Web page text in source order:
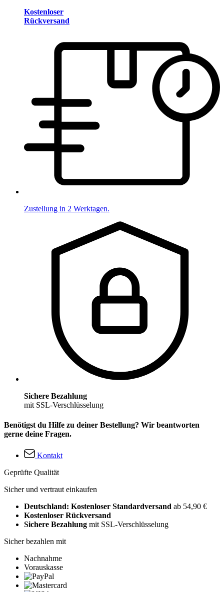
Kostenloser
Rückversand
Zustellung in 2 Werktagen.
Sichere Bezahlung
mit SSL-Verschlüsselung
Benötigst du Hilfe zu deiner Bestellung? Wir beantworten
gerne deine Fragen.
Kontakt
Geprüfte Qualität
Sicher und vertraut einkaufen
Deutschland: Kostenloser Standardversand ab 54,90 €
Kostenloser Rückversand
Sichere Bezahlung mit SSL-Verschlüsselung
Sicher bezahlen mit
Nachnahme
Vorauskasse